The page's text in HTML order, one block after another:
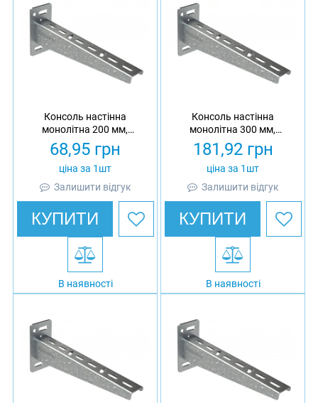
Консоль настінна
монолітна 200 мм,
товщина 1.5 мм,
оцинкована, Eurotray
68,95 грн
ціна за 1шт
Залишити відгук
КУПИТИ
В наявності
Консоль настінна
монолітна 300 мм,
товщина 2 мм,
оцинкована, Eurotray
181,92грн
ціна за 1шт
Залишити відгук
КУПИТИ
В наявності